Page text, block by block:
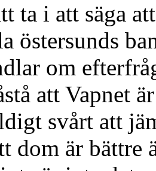
ta i att säga
östersunds
om
att Vapnet
svårt att
dom är